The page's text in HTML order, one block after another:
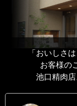
「おいしさ
お客様の
池口精肉